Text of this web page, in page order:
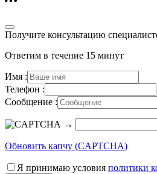
Получите консультацию
Ответим в течение 15 минут
Имя :
Телефон :
Сообщение :
→
Обновить капчу (CAPTCHA)
Я принимаю условия политики